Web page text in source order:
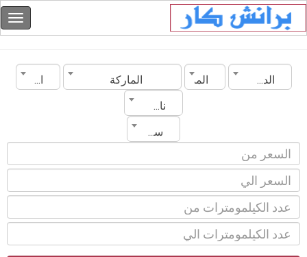
الدولة المدينة الماركة
الموديل
ناقل الحركة
سنة الصنع